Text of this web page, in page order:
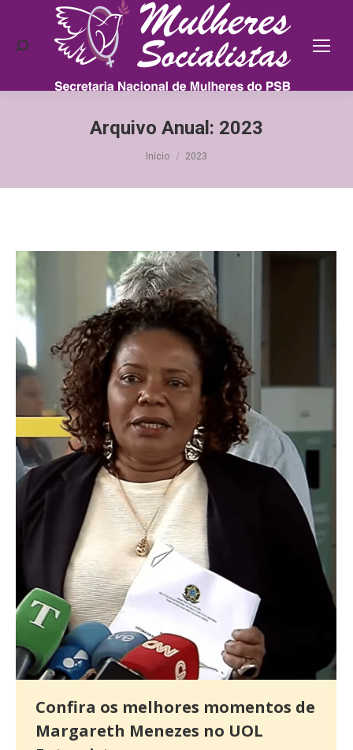
Search:
Arquivo Anual: 2023
Você está aqui:
Início 2023
Confira os melhores momentos de
Margareth Menezes no UOL